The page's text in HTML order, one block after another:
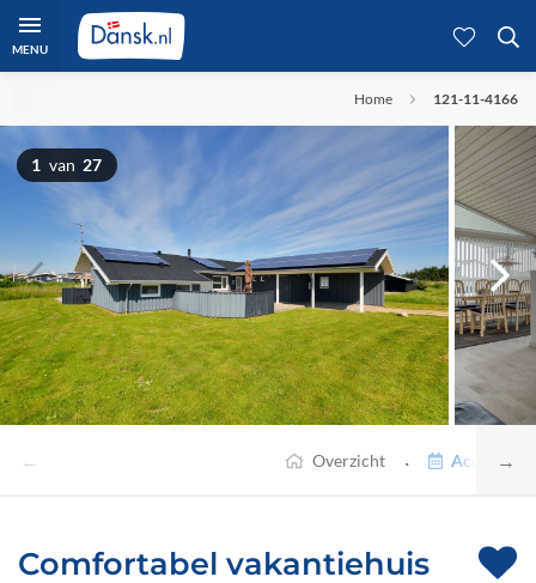
MENU
Home 121-11-4166
1 van 27
← →
Overzicht ·
Comfortabel vakantiehuis